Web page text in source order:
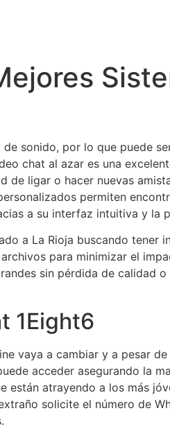
sonido, por lo que puede
chat al azar es una
de ligar o hacer nuevas
permiten
a su interfaz intuitiva y
a La Rioja buscando
para minimizar el
sin pérdida de calidad
1Eight6
vaya a cambiar y a pesar
acceder asegurando la
atrayendo a los más
solicite el número de